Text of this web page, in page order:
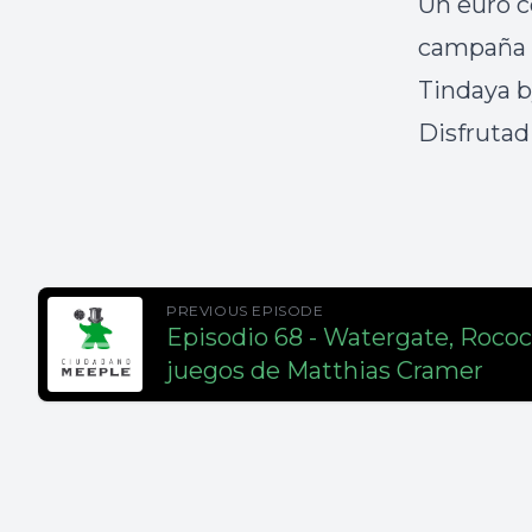
Tindaya
PREVIOUS EPISODE
Episodio 68 - Watergate,
juegos de Matthias Cramer